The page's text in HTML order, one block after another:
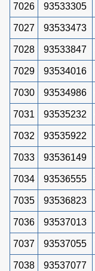
7026 93533305
7027 93533473
7028 93533847
7029 93534016
7030 93534986
7031 93535232
7032 93535922
7033 93536149
7034 93536555
7035 93536823
7036 93537013
7037 93537055
7038 93537077